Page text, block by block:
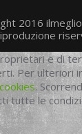
2016
e di
Per ulteriori
.
tutte le